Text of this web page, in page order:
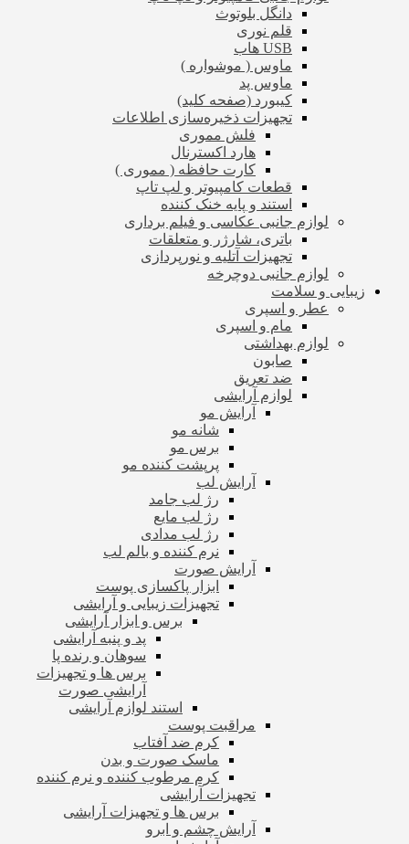
دانگل بلوتوث
قلم نوری
USB هاب
ماوس ( موشواره )
ماوس پد
کیبورد (صفحه کلید)
تجهیزات ذخیره‌سازی اطلاعات
فلش مموری
هارد اکسترنال
کارت حافظه ( مموری )
قطعات کامپیوتر و لپ تاپ
استند و پایه خنک کننده
لوازم جانبی عکاسی و فیلم برداری
باتری، شارژر و متعلقات
تجهیزات آتلیه و نورپردازی
لوازم جانبی دوچرخه
زیبایی و سلامت
عطر و اسپری
مام و اسپری
لوازم بهداشتی
صابون
ضد تعریق
لوازم آرایشی
آرایش مو
شانه مو
برس مو
پرپشت کننده مو
آرایش لب
رژ لب جامد
رژ لب مایع
رژ لب مدادی
نرم کننده و بالم لب
آرایش صورت
ابزار پاکسازی پوست
تجهیزات زیبایی و آرایشی
برس و ابزار آرایشی
پد و پنبه آرایشی
سوهان و رنده پا
برس ها و تجهیزات
آرایشی صورت
استند لوازم آرایشی
مراقبت پوست
کرم ضد آفتاب
ماسک صورت و بدن
کرم مرطوب کننده و نرم کننده
تجهیزات آرایشی
برس ها و تجهیزات آرایشی
آرایش چشم و ابرو